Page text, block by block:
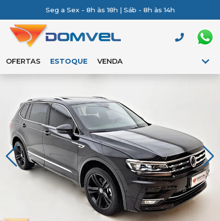
Seg a Sex - 8h às 18h | Sáb - 8h às 14h
OFERTAS ESTOQUE VENDA